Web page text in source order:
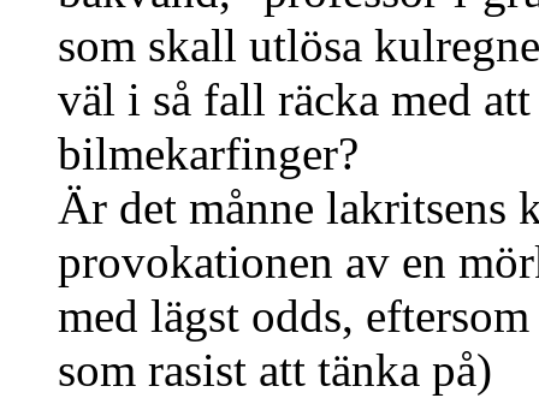
som skall utlösa
väl i så fall räcka med
bilmekarfinger?
Är det månne lakritsens
provokationen av en
med lägst odds,
som rasist att tänka på)